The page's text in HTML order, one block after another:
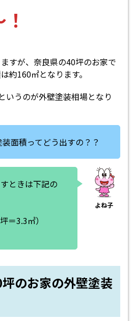
すが、奈良県の40坪のお家で
約160㎡となります。
いうのが外壁塗装相場となり
面積ってどう出すの？？
ときは下記の
＝3.3㎡）
のお家の外壁塗装